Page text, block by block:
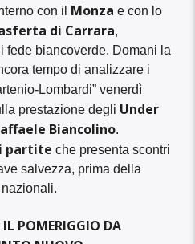
con il Monza e con lo
di Carrara,
fede biancoverde. Domani la
tempo di analizzare i
Lombardi” venerdì
prestazione degli Under
Biancolino.
partite che presenta scontri
salvezza, prima della
POMERIGGIO DA